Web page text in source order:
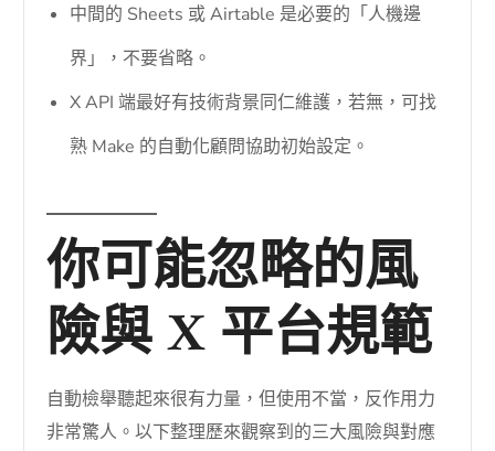
中間的 Sheets 或 Airtable 是必要的「人機邊
界」，不要省略。
X API 端最好有技術背景同仁維護，若無，可找
熟 Make 的自動化顧問協助初始設定。
你可能忽略的風
險與 X 平台規範
自動檢舉聽起來很有力量，但使用不當，反作用力
非常驚人。以下整理歷來觀察到的三大風險與對應